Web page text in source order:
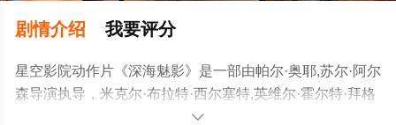
剧情介绍 我要评分
星空影院动作片《深海魅影》是一部由帕尔·奥耶,苏尔·阿尔
森导演执导，米克尔·布拉特·西尔塞特,英维尔·霍尔特·拜格
德内斯,西莉耶·布雷维克,斯泰纳尔·克鲁曼·哈勒,萨拉·霍拉
